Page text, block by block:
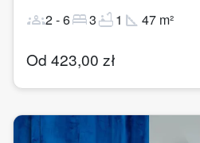
groups2-6bed3bathtub1 square_foot 47 m²
Od 423,00 zł